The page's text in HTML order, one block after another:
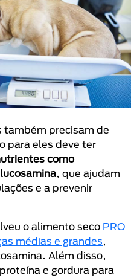
também precisam de
para eles deve ter
como
, que ajudam
e a prevenir
o alimento seco PRO
médias e grandes,
Além disso,
e gordura para